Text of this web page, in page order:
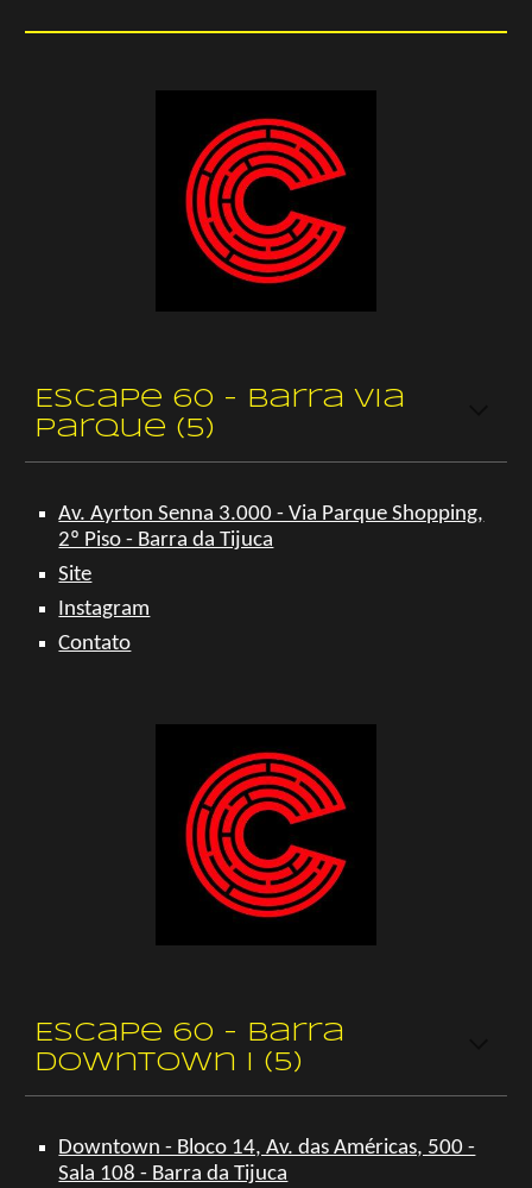
Escape 60 - Barra Via
Parque (5)
Av. Ayrton Senna 3.000 - Via Parque Shopping,
2º Piso - Barra da Tijuca
Site
Instagram
Contato
Escape 60 - Barra
Downtown I (5)
Downtown - Bloco 14, Av. das Américas, 500 -
Sala 108 - Barra da Tijuca